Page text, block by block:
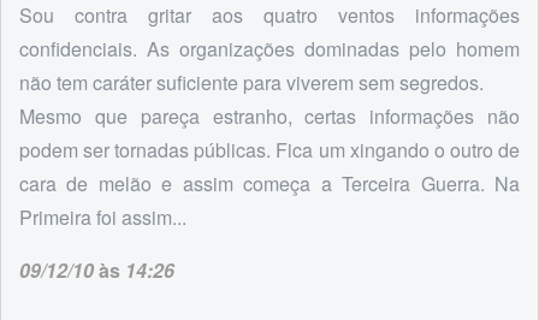
Sou contra gritar aos quatro ventos informações
confidenciais. As organizações dominadas pelo homem
não tem caráter suficiente para viverem sem segredos.
Mesmo que pareça estranho, certas informações não
podem ser tornadas públicas. Fica um xingando o outro de
cara de melão e assim começa a Terceira Guerra. Na
Primeira foi assim...
09/12/10às 14:26